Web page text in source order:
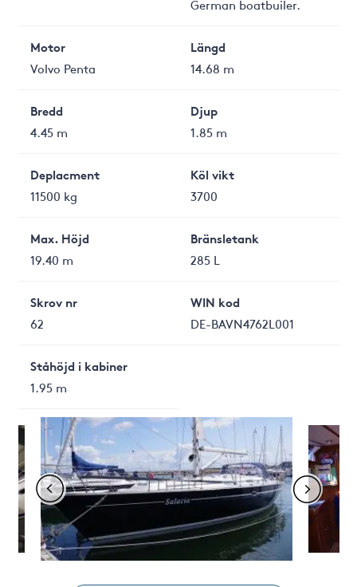
German boatbuiler.
Motor
Volvo Penta
Längd
14.68 m
Bredd
4.45 m
Djup
1.85 m
Deplacment
11500 kg
Köl vikt
3700
Max. Höjd
19.40 m
Bränsletank
285 L
Skrov nr
62
WIN kod
DE-BAVN4762L001
Ståhöjd i kabiner
1.95 m